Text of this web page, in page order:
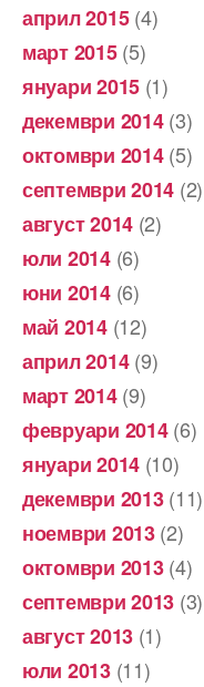
април 2015(4)
март 2015(5)
януари 2015 (1)
декември 2014(3)
октомври 2014(5)
септември 2014 (2)
август 2014 (2)
юли 2014(6)
юни 2014(6)
май 2014(12)
април 2014(9)
март 2014(9)
февруари 2014(6)
януари 2014 (10)
декември 2013(11)
ноември 2013(2)
октомври 2013(4)
септември 2013 (3)
август 2013 (1)
юли 2013(11)